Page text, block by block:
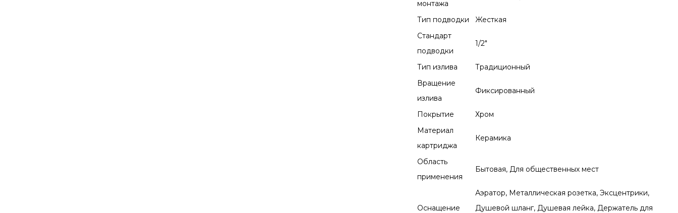
монтажа
Тип подводки
Жесткая
Стандарт
подводки
1/2"
Тип излива
Традиционный
Вращение
излива
Фиксированный
Покрытие
Хром
Материал
картриджа
Керамика
Область
применения
Бытовая, Для общественных мест
Оснащение
Аэратор, Металлическая розетка, Эксцентрики,
Душевой шланг, Душевая лейка, Держатель для